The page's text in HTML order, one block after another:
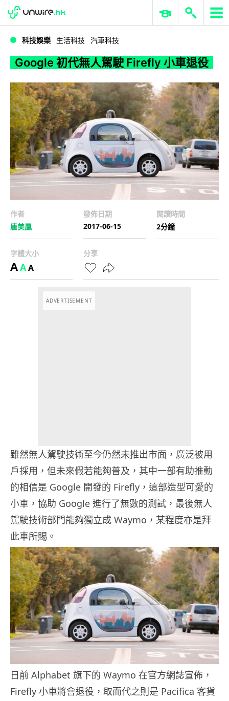
Google 初代無人駕駛 Firefly 小車退役
WWDC 2026 ERP 與商業 AI
科技娛樂 生活科技 汽車科技
Google 初代無人駕駛 Firefly 小車退役
作者
唐美鳳
發佈日期
2017-06-15
閱讀時間
2分鐘
字體大小
AAA
分享
ADVERTISEMENT
雖然無人駕駛技術至今仍然未推出市面，廣泛被用
戶採用，但未來假若能夠普及，其中一部有助推動
的相信是 Google 開發的 Firefly，這部造型可愛的
小車，協助 Google 進行了無數的測試，最後無人
駕駛技術部門能夠獨立成 Waymo，某程度亦是拜
此車所賜。
日前 Alphabet 旗下的 Waymo 在官方網誌宣佈，
Firefly 小車將會退役，取而代之則是 Pacifica 客貨